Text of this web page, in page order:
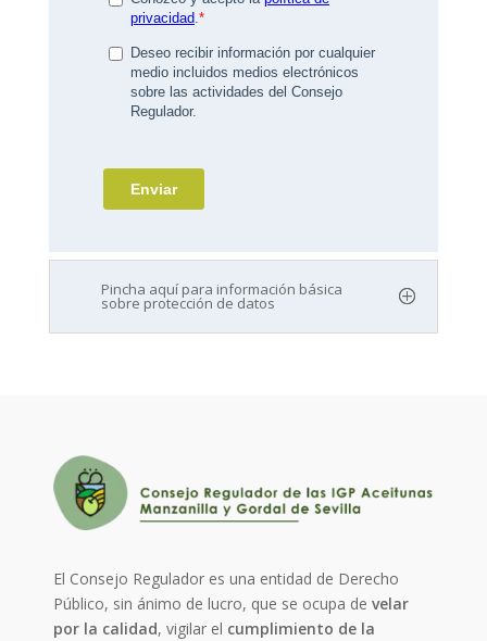
Pincha aquí para información básica
sobre protección de datos
El Consejo Regulador es una entidad de Derecho
Público, sin ánimo de lucro, que se ocupa develar
por la calidad, vigilar el cumplimiento de la